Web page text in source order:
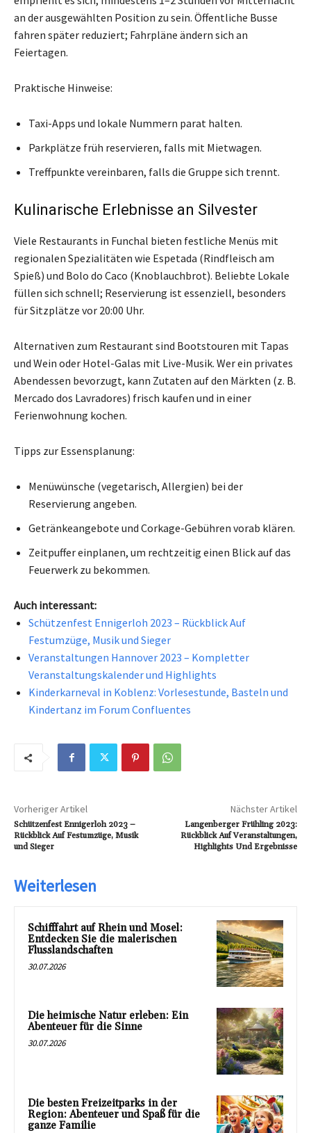
an der ausgewählten Position zu sein. Öffentliche Busse
fahren später reduziert; Fahrpläne ändern sich an
Feiertagen.
Praktische Hinweise:
Taxi-Apps und lokale Nummern parat halten.
Parkplätze früh reservieren, falls mit Mietwagen.
Treffpunkte vereinbaren, falls die Gruppe sich trennt.
Kulinarische Erlebnisse an Silvester
Viele Restaurants in Funchal bieten festliche Menüs mit
regionalen Spezialitäten wie Espetada (Rindfleisch am
Spieß) und Bolo do Caco (Knoblauchbrot). Beliebte Lokale
füllen sich schnell; Reservierung ist essenziell, besonders
für Sitzplätze vor 20:00 Uhr.
Alternativen zum Restaurant sind Bootstouren mit Tapas
und Wein oder Hotel-Galas mit Live-Musik. Wer ein privates
Abendessen bevorzugt, kann Zutaten auf den Märkten (z. B.
Mercado dos Lavradores) frisch kaufen und in einer
Ferienwohnung kochen.
Tipps zur Essensplanung:
Menüwünsche (vegetarisch, Allergien) bei der
Reservierung angeben.
Getränkeangebote und Corkage-Gebühren vorab klären.
Zeitpuffer einplanen, um rechtzeitig einen Blick auf das
Feuerwerk zu bekommen.
Auch interessant:
Schützenfest Ennigerloh 2023 – Rückblick Auf
Festumzüge, Musik und Sieger
Veranstaltungen Hannover 2023 – Kompletter
Veranstaltungskalender und Highlights
Kinderkarneval in Koblenz: Vorlesestunde, Basteln und
Kindertanz im Forum Confluentes
Vorheriger Artikel
Schützenfest Ennigerloh 2023 –
Rückblick Auf Festumzüge, Musik
und Sieger
Nächster Artikel
Langenberger Frühling 2023:
Rückblick Auf Veranstaltungen,
Highlights Und Ergebnisse
Weiterlesen
Schifffahrt auf Rhein und Mosel:
Entdecken Sie die malerischen
Flusslandschaften
30.07.2026
Die heimische Natur erleben: Ein
Abenteuer für die Sinne
30.07.2026
Die besten Freizeitparks in der
Region: Abenteuer und Spaß für die
ganze Familie